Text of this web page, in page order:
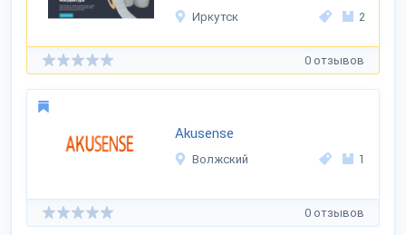
Иркутск 2
0 отзывов
Akusense
Волжский 1
0 отзывов